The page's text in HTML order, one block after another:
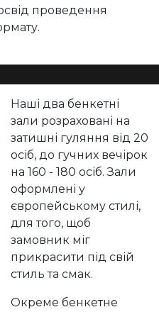
проведення
Наші два бенкетні
зали розраховані на
затишні гуляння від 20
осіб, до гучних вечірок
на 160 - 180 осіб. Зали
оформлені у
європейському стилі,
для того, щоб
замовник міг
прикрасити під свій
стиль та смак.
Окреме бенкетне